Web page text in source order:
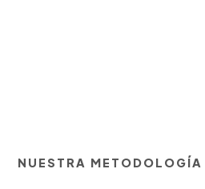
NUESTRA METODOLOGÍA